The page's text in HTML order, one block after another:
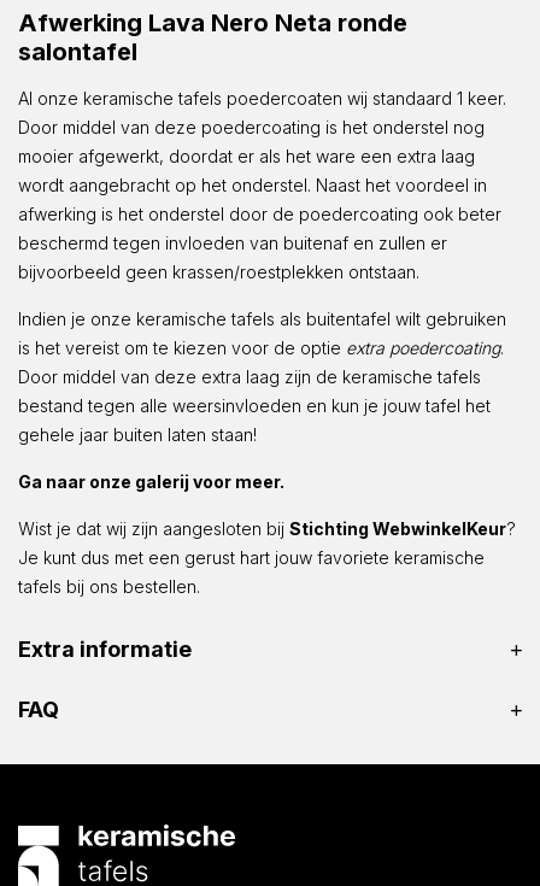
Afwerking Lava Nero Neta ronde
salontafel
Al onze keramische tafels poedercoaten wij standaard 1 keer.
Door middel van deze poedercoating is het onderstel nog
mooier afgewerkt, doordat er als het ware een extra laag
wordt aangebracht op het onderstel. Naast het voordeel in
afwerking is het onderstel door de poedercoating ook beter
beschermd tegen invloeden van buitenaf en zullen er
bijvoorbeeld geen krassen/roestplekken ontstaan.
Indien je onze keramische tafels als buitentafel wilt gebruiken
is het vereist om te kiezen voor de optie extra poedercoating.
Door middel van deze extra laag zijn de keramische tafels
bestand tegen alle weersinvloeden en kun je jouw tafel het
gehele jaar buiten laten staan!
Ga naar onze galerij voor meer.
Wist je dat wij zijn aangesloten bij Stichting WebwinkelKeur?
Je kunt dus met een gerust hart jouw favoriete keramische
tafels bij ons bestellen.
Extra informatie
FAQ